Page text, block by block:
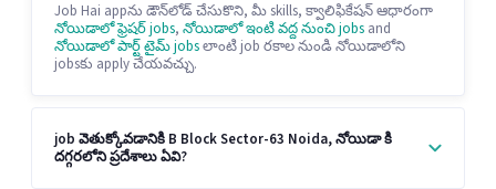
Job Hai appను డౌన్‌లోడ్ చేసుకొని, మీ skills, క్వాలిఫికేషన్ ఆధారంగా
నోయిడాలో ఫ్రెషర్ jobs, నోయిడాలో ఇంటి వద్ద నుంచి jobs and
నోయిడాలో పార్ట్ టైమ్ jobsలాంటి job రకాల నుండి నోయిడాలోని
jobsకు apply చేయవచ్చు.
job వెతుక్కోవడానికి B Block Sector-63 Noida, నోయిడా కి
దగ్గరలోని ప్రదేశాలు ఏవి?